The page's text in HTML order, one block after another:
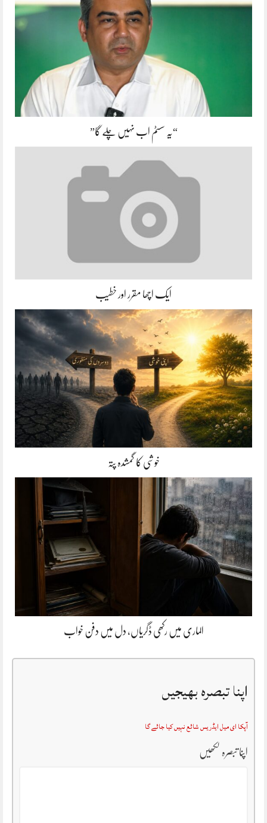
“یہ سسٹم اب نہیں چلے گا”
ایک اچھا مقرر اور خطیب
خوشی کا گمشدہ پتہ
الماری میں رکھی ڈگریاں، دل میں دفن خواب
اپنا تبصرہ بھیجیں
آپکا ای میل ایڈریس شائع نہیں کیا جائے گا
اپنا تبصرہ لکھیں